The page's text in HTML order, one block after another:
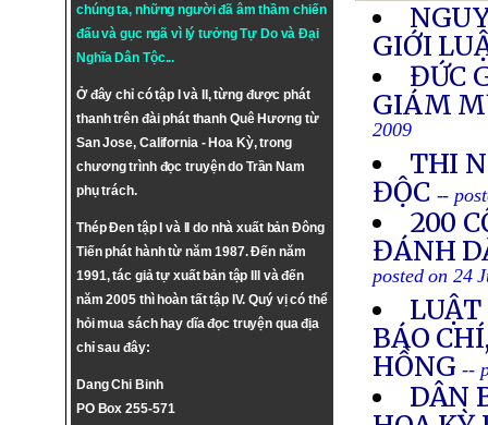
chúng ta, những người đã âm thầm chiến
đấu và gục ngã vì lý tưởngTự DovàĐại
Nghĩa Dân Tộc...
Ở đây chỉ có tập I và II, từng được phát
thanh trên đài phát thanh Quê Hương từ
San Jose, California - Hoa Kỳ, trong
chương trình đọc truyện do Trần Nam
phụ trách.
Thép Đen tập I và II do nhà xuất bản Đông
Tiến phát hành từ năm 1987. Đến năm
1991, tác giả tự xuất bản tập III và đến
năm 2005 thì hoàn tất tập IV. Quý vị có thể
hỏi mua sách hay dĩa đọc truyện qua địa
chỉ sau đây:
Dang Chi Binh
PO Box 255-571
GIỚI
ĐỨC
GIÁM
2009
THI
ĐỘC --
200
ĐÁNH
posted on 24
BÁO
HỒNG --
DÂN